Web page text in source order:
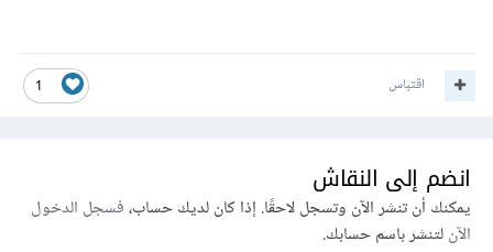
1 اقتباس
انضم إلى النقاش
يمكنك أن تنشر الآن وتسجل لاحقًا. إذا كان لديك حساب،فسجل الدخول
الآنلتنشر باسم حسابك.